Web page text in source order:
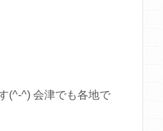
(^-^) 会津でも各地で